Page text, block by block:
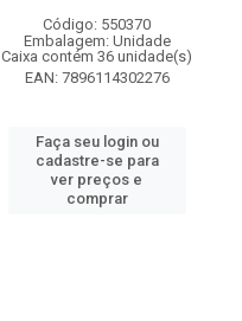
Código: 550370
Embalagem: Unidade
Caixa contém 36 unidade(s)
EAN: 7896114302276
Faça seu login ou
cadastre-se para
ver preços e
comprar